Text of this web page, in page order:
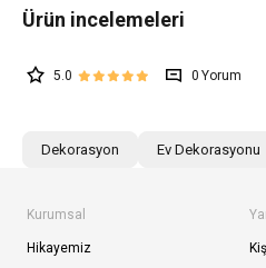
5.0 0
Dekorasyon Ev Dekorasyonu
Kurumsal
Hikayemiz